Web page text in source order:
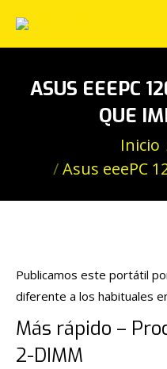
ASUS EEEPC
QUE
Inicio
Asus eeePC
Publicamos este portátil
diferente a los habituales
Más rápido –
2-DIMM